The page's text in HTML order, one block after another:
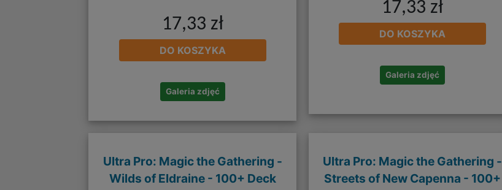
17,33 zł
DO KOSZYKA
Galeria zdjęć
17,33 zł
DO KOSZYKA
Galeria zdjęć
Ultra Pro: Magic the Gathering -
Wilds of Eldraine - 100+ Deck
Ultra Pro: Magic the Gathering -
Streets of New Capenna - 100+